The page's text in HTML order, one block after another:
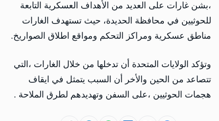
،بشن غارات على العديد من الأهداف العسكرية التابعة
للحوثيين في محافظة الحديدة، حيث تستهدف الغارات
مناطق عسكرية ومراكز التحكم ومواقع اطلاق الصواريخ.
وتؤكد الولايات المتحدة أن تدخلها من خلال الغارات ،التي
تتصاعد من الحين والأخر أن السبب يتمثل في ايقاف
هجمات الحوثيين ،على السفن وتهديدهم لطرق الملاحة .